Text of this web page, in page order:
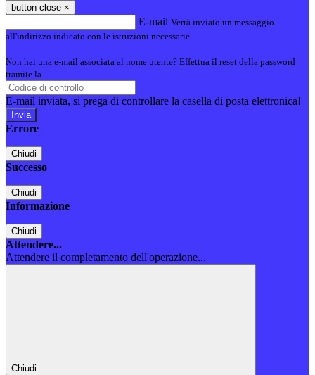
button close ×
E-mail Verrà inviato un messaggio
all'indirizzo indicato con le istruzioni necessarie.
Non hai una e-mail associata al nome utente? Effettua il reset della password
tramite la
E-mail inviata, si prega di controllare la casella di posta elettronica!
Errore
Chiudi
Successo
Chiudi
Informazione
Chiudi
Attendere...
Attendere il completamento dell'operazione...
Chiudi